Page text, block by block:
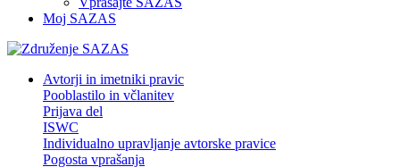
Moj SAZAS
Avtorji in imetniki pravic
Pooblastilo in včlanitev
Prijava del
ISWC
Individualno upravljanje avtorske pravice
Pogosta vprašanja